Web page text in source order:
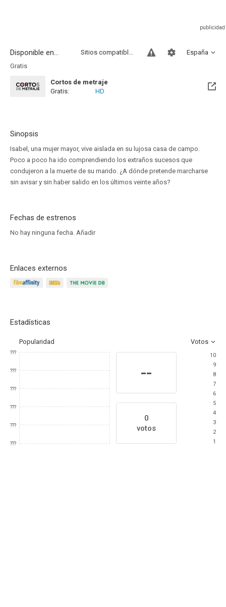
Disponible en... España
Sitios compatibles
Gratis
Cortos de metraje
Gratis:
HD
Sinopsis
Isabel, una mujer mayor, vive aislada en su lujosa casa de campo.
Poco a poco ha ido comprendiendo los extraños sucesos que
condujeron a la muerte de su marido. ¿A dónde pretende marcharse
sin avisar y sin haber salido en los últimos veinte años?
Fechas de estrenos
No hay ninguna fecha. Añadir
Enlaces externos
Estadísticas
Popularidad Votos
???
???
???
???
???
???
--
0
votos
10
9
8
7
6
5
4
3
2
1